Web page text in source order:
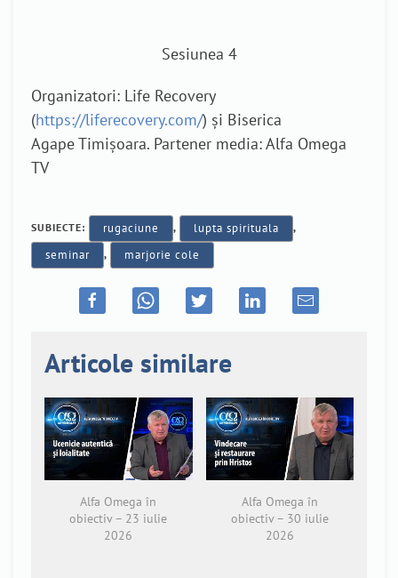
Sesiunea 4
Organizatori: Life Recovery
(https://liferecovery.com/) și Biserica
Agape Timișoara. Partener media: Alfa Omega
TV
SUBIECTE: rugaciune , lupta spirituala ,
seminar , marjorie cole
Articole similare
Alfa Omega în
obiectiv – 23 iulie
2026
Alfa Omega în
obiectiv – 30 iulie
2026